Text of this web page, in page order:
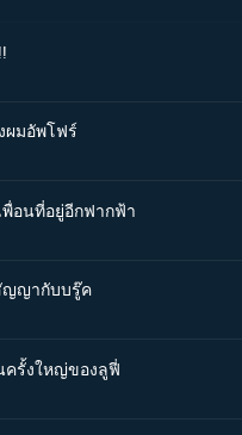
ผมอัพโฟร์
อนที่อยู่อีกฟากฟ้า
ญญากับบรู๊ค
ครั้งใหญ่ของลูฟี่